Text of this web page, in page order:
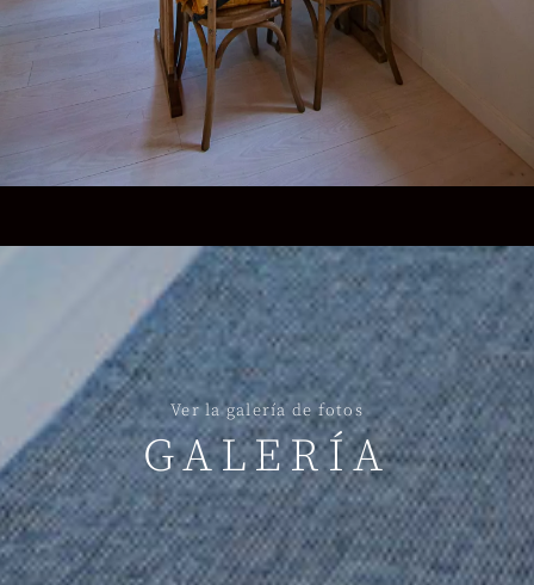
Ver la galería de fotos
GALERÍA